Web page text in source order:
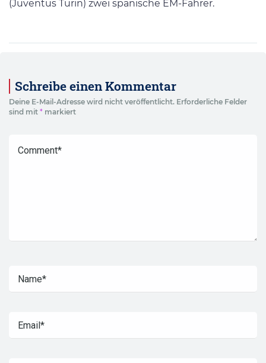
(Juventus Turin) zwei spanische EM-Fahrer.
Schreibe einen Kommentar
Deine E-Mail-Adresse wird nicht veröffentlicht. Erforderliche Felder
sind mit * markiert